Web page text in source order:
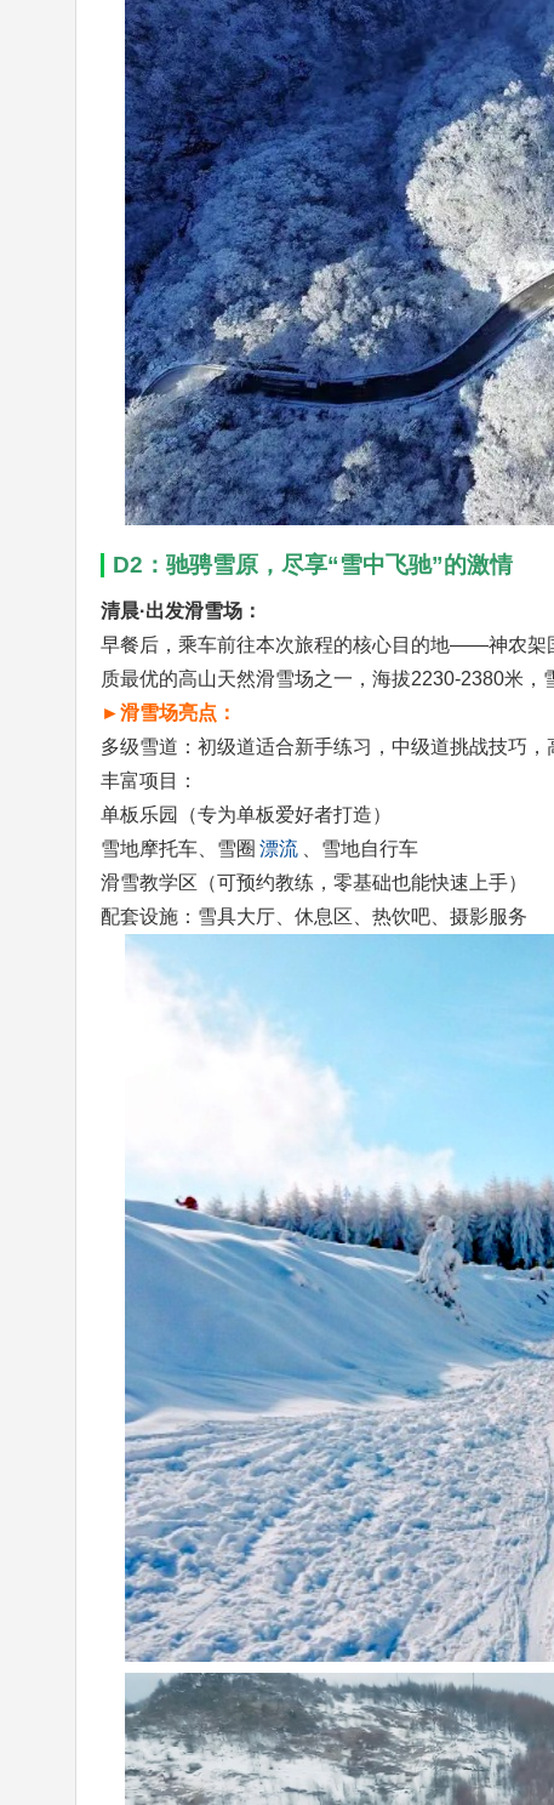
D2：驰骋雪原，尽享“雪中飞驰”的激情
清晨·出发滑雪场：
早餐后，乘车前往本次旅程的核心目的地——神农架
质最优的高山天然滑雪场之一，海拔2230-2380米，
►滑雪场亮点：
多级雪道：初级道适合新手练习，中级道挑战技巧，
丰富项目：
单板乐园（专为单板爱好者打造）
雪地摩托车、雪圈 漂流
、雪地自行车
滑雪教学区（可预约教练，零基础也能快速上手）
配套设施：雪具大厅、休息区、热饮吧、摄影服务